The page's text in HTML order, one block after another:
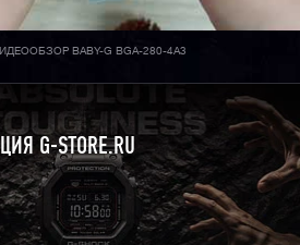
BABY-G BGA-280-4A3
G-STORE.RU